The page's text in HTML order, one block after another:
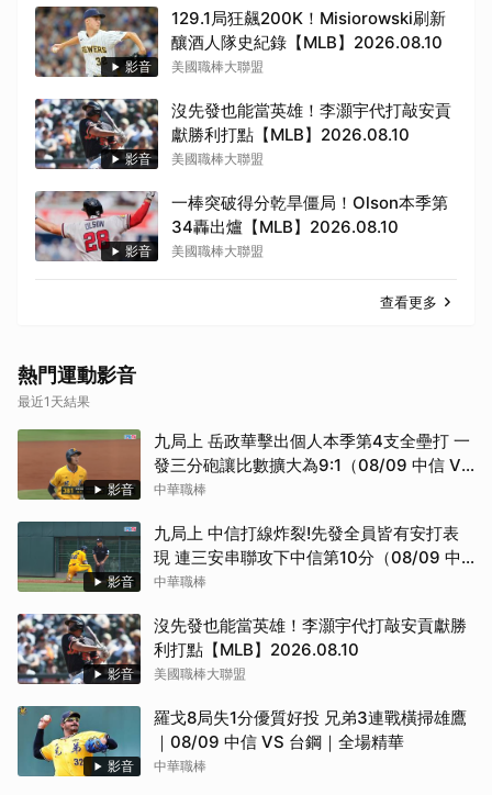
影音
129.1局狂飆200K！Misiorowski刷新
釀酒人隊史紀錄【MLB】2026.08.10
美國職棒大聯盟
影音
沒先發也能當英雄！李灝宇代打敲安貢
獻勝利打點【MLB】2026.08.10
美國職棒大聯盟
影音
一棒突破得分乾旱僵局！Olson本季第
34轟出爐【MLB】2026.08.10
美國職棒大聯盟
查看更多
熱門運動影音
最近1天結果
影音
九局上 岳政華擊出個人本季第4支全壘打 一
發三分砲讓比數擴大為9:1（08/09 中信 VS
台鋼）
中華職棒
影音
九局上 中信打線炸裂!先發全員皆有安打表
現 連三安串聯攻下中信第10分（08/09 中
信 VS 台鋼）
中華職棒
影音
沒先發也能當英雄！李灝宇代打敲安貢獻勝
利打點【MLB】2026.08.10
美國職棒大聯盟
影音
羅戈8局失1分優質好投 兄弟3連戰橫掃雄鷹
｜08/09 中信 VS 台鋼｜全場精華
中華職棒